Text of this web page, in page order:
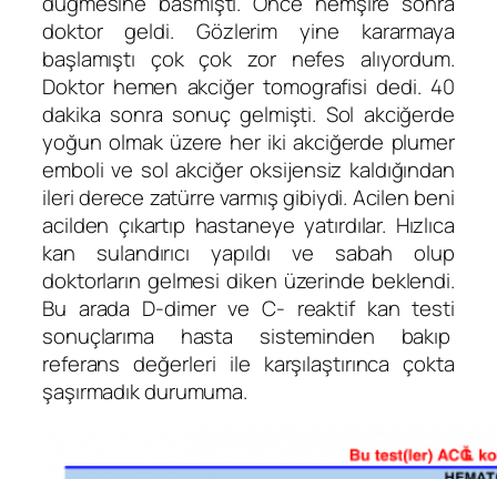
doktor geldi. Gözlerim yine kararmaya
başlamıştı çok çok zor nefes alıyordum.
Doktor hemen akciğer tomografisi dedi. 40
dakika sonra sonuç gelmişti. Sol akciğerde
yoğun olmak üzere her iki akciğerde plumer
emboli ve sol akciğer oksijensiz kaldığından
ileri derece zatürre varmış gibiydi. Acilen beni
acilden çıkartıp hastaneye yatırdılar. Hızlıca
kan sulandırıcı yapıldı ve sabah olup
doktorların gelmesi diken üzerinde beklendi.
Bu arada D-dimer ve C- reaktif kan testi
sonuçlarıma hasta sisteminden bakıp
referans değerleri ile karşılaştırınca çokta
şaşırmadık durumuma.